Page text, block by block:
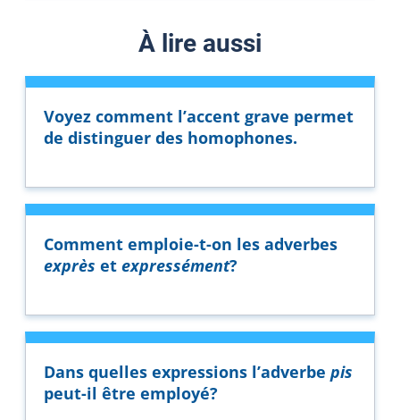
À lire aussi
Voyez comment l’accent grave permet
de distinguer des homophones.
Comment emploie-t-on les adverbes
exprès et expressément?
Dans quelles expressions l’adverbe pis
peut-il être employé?